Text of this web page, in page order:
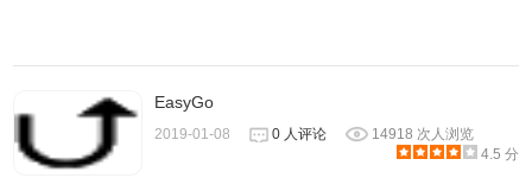
EasyGo
2019-01-08 0 人评论
14918 次人浏览
4.5 分